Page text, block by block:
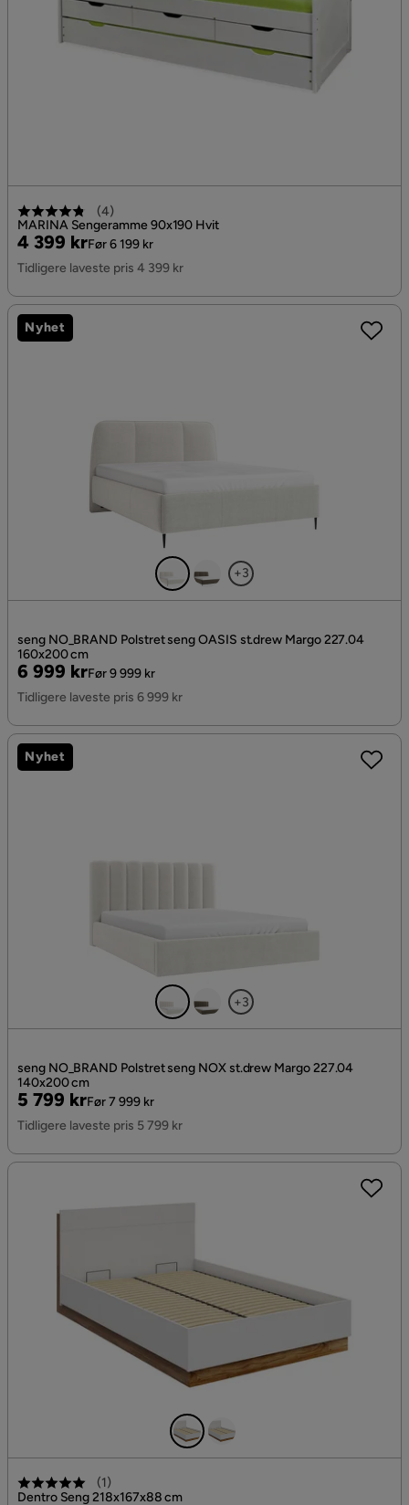
(4)
MARINA Sengeramme 90x190 Hvit
Pris
4 399 kr
Original
Pris
Før 6 199 kr
Tidligere laveste pris 4 399 kr
+3
seng NO_BRAND Polstret seng OASIS st.drew Margo 227.04
160x200 cm
Pris
6 999 kr
Original
Pris
Før 9 999 kr
Tidligere laveste pris 6 999 kr
Nyhet
+3
seng NO_BRAND Polstret seng NOX st.drew Margo 227.04
140x200 cm
Pris
5 799 kr
Original
Pris
Før 7 999 kr
Tidligere laveste pris 5 799 kr
Nyhet
(1)
Dentro Seng 218x167x88 cm